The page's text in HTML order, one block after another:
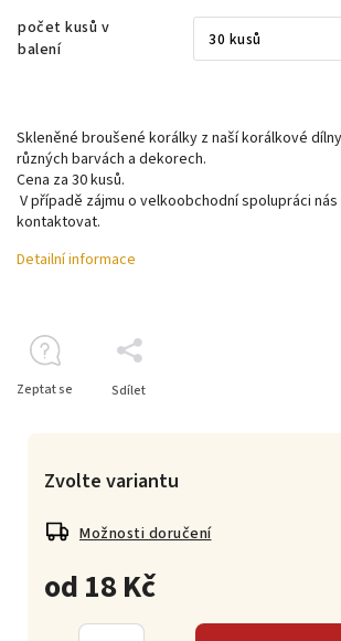
počet kusů v
balení
od 18 Kč
Zvolte variantu
Možnosti doručení
Skleněné broušené korálky z naší korálkové
různých barvách a dekorech.
Cena za 30 kusů.
V případě zájmu o velkoobchodní spolupráci
kontaktovat.
Detailní informace
Zeptat se Sdílet